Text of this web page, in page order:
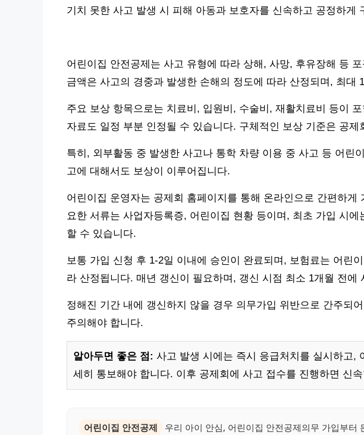
기치 못한 사고 발생 시 피해 아동과 보호자를 신속하고 공정하게
어린이집 안전공제는 사고 유형에 따라 상해, 사망, 후유장해 등
금액은 사고의 경중과 발생한 손해의 정도에 따라 산정되며, 최대
주요 보상 항목으로는 치료비, 입원비, 수술비, 재활치료비 등이
자료도 일정 부분 인정될 수 있습니다. 구체적인 보상 기준은 공제
특히, 외부활동 중 발생한 사고나 통학 차량 이용 중 사고 등 어린
고에 대해서도 보상이 이루어집니다.
어린이집 운영자는 공제회 홈페이지를 통해 온라인으로 간편하게
요한 서류는 사업자등록증, 어린이집 현황 등이며, 최초 가입 시
할 수 있습니다.
보통 가입 신청 후 1-2일 이내에 승인이 완료되며, 보험료는 어린
라 산정됩니다. 매년 갱신이 필요하며, 갱신 시점 최소 1개월 전에
정해진 기간 내에 갱신하지 않을 경우 의무가입 위반으로 간주되
주의해야 합니다.
알아두면 좋은 점: 사고 발생 시에는 즉시 응급처치를 실시하고,
세히 통보해야 합니다. 이후 공제회에 사고 접수를 진행하면 신
어린이집 안전공제 우리 아이 안심, 어린이집 안전공제의무 가입부터